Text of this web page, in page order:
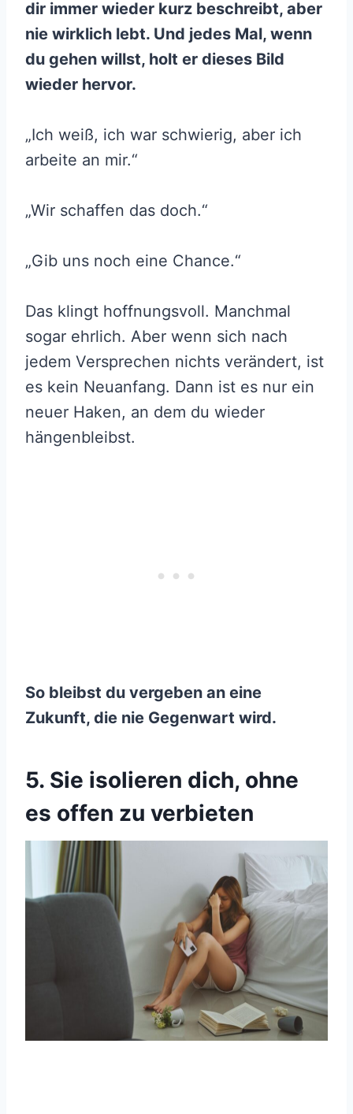
dir immer wieder kurz beschreibt, aber
nie wirklich lebt. Und jedes Mal, wenn
du gehen willst, holt er dieses Bild
wieder hervor.
„Ich weiß, ich war schwierig, aber ich
arbeite an mir.“
„Wir schaffen das doch.“
„Gib uns noch eine Chance.“
Das klingt hoffnungsvoll. Manchmal
sogar ehrlich. Aber wenn sich nach
jedem Versprechen nichts verändert, ist
es kein Neuanfang. Dann ist es nur ein
neuer Haken, an dem du wieder
hängenbleibst.
So bleibst du vergeben an eine
Zukunft, die nie Gegenwart wird.
5. Sie isolieren dich, ohne
es offen zu verbieten